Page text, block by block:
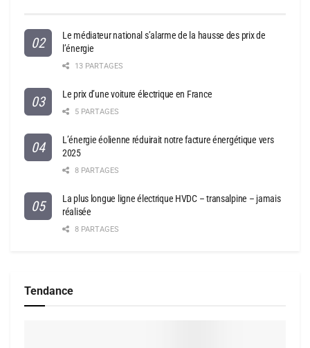
Le médiateur national s’alarme de la hausse des prix de
l’énergie
13 PARTAGES
Le prix d’une voiture électrique en France
5 PARTAGES
L’énergie éolienne réduirait notre facture énergétique vers
2025
8 PARTAGES
La plus longue ligne électrique HVDC – transalpine – jamais
réalisée
8 PARTAGES
Tendance